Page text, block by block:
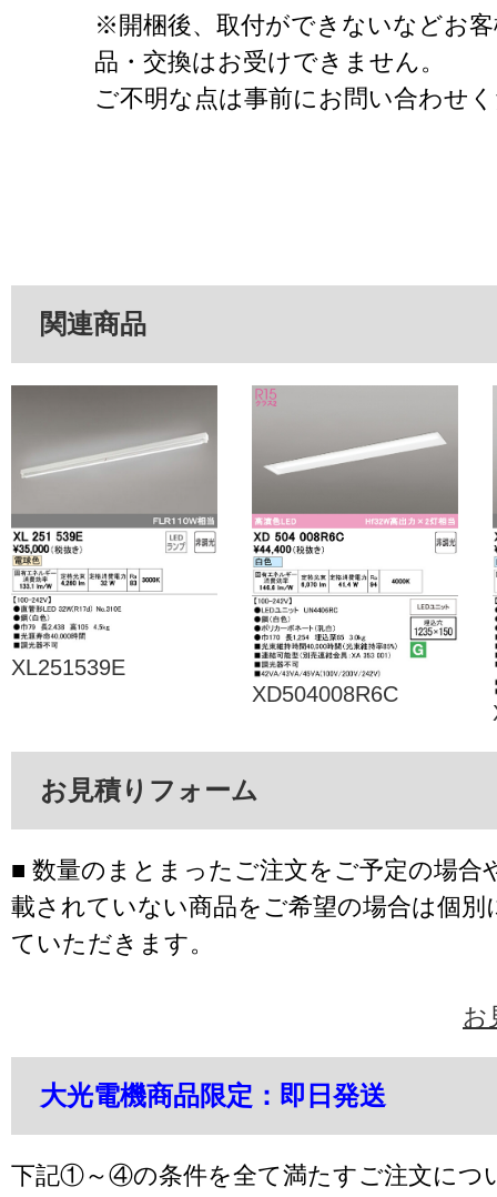
※開梱後、取付ができないなどお
品・交換はお受けできません。
ご不明な点は事前にお問い合わせ
関連商品
XL251539E
XD504008R6C
お見積りフォーム
■ 数量のまとまったご注文をご予定の場合
載されていない商品をご希望の場合は個別
ていただきます。
お
大光電機商品限定：即日発送
下記①～④の条件を全て満たすご注文につ